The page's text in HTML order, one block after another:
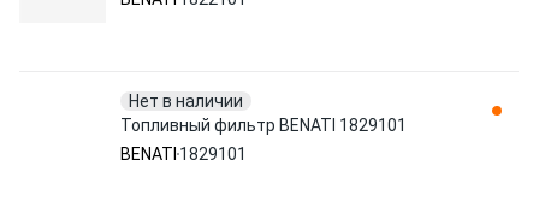
Нет в наличии
Топливный фильтр BENATI 1829101
BENATI 1829101